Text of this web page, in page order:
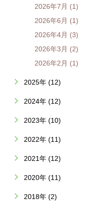
2026年7月 (1)
2026年6月 (1)
2026年4月 (3)
2026年3月 (2)
2026年2月 (1)
2025年 (12)
2024年 (12)
2023年 (10)
2022年 (11)
2021年 (12)
2020年 (11)
2018年 (2)